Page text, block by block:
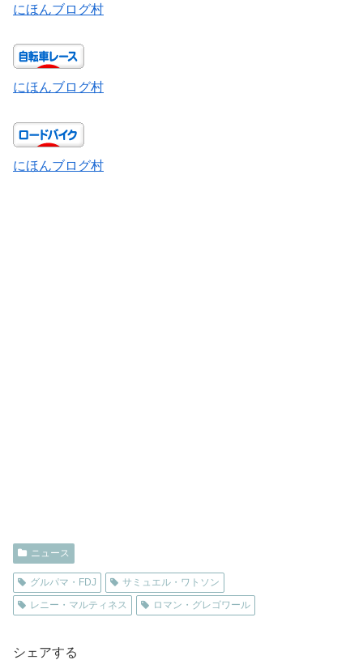
にほんブログ村
にほんブログ村
にほんブログ村
ニュース
グルパマ・FDJ
サミュエル・ワトソン
レニー・マルティネス
ロマン・グレゴワール
シェアする